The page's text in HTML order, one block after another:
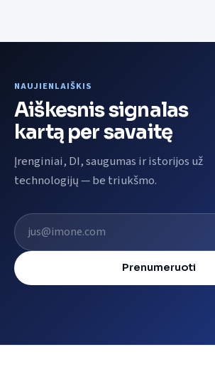
NAUJIENLAIŠKIS
Aiškesnis signalas
kartą per savaitę
Įrenginiai, DI, saugumas ir istorijos už
technologijų — be triukšmo.
El. pašto adresas
Prenumeruoti